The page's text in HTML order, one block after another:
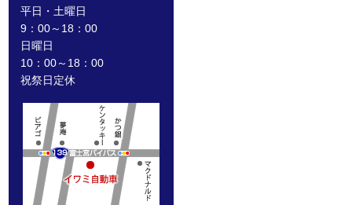
平日・土曜日
9：00～18：00
日曜日
10：00～18：00
祝祭日定休